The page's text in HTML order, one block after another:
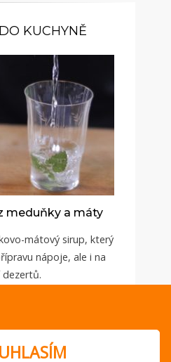
KUCHYNĚ
meduňky a máty
mátový sirup, který
nápoje, ale i na
dezertů.